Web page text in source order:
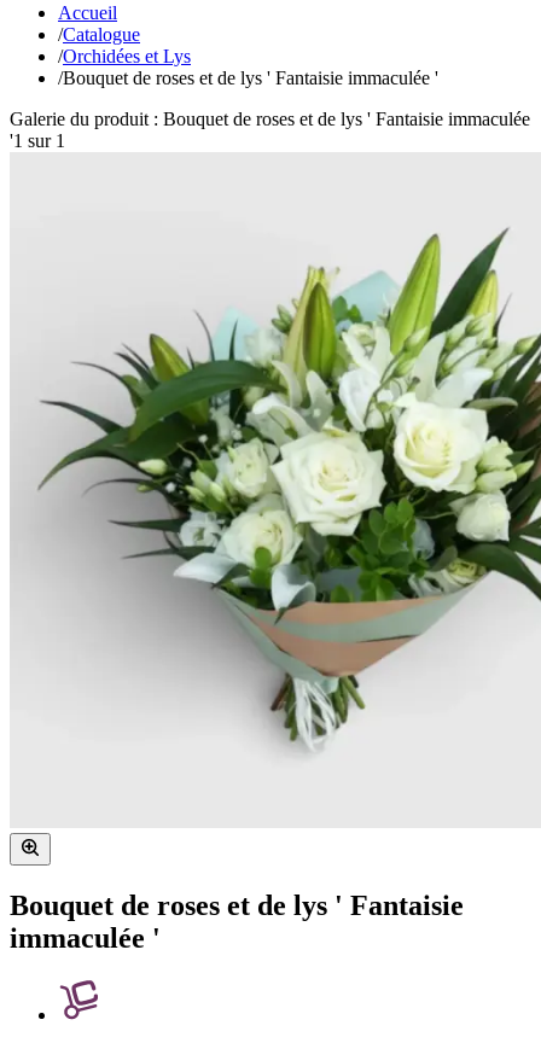
Accueil
/Catalogue
/Orchidées et Lys
/Bouquet de roses et de lys ' Fantaisie immaculée '
Galerie du produit : Bouquet de roses et de lys ' Fantaisie immaculée
'1 sur 1
Bouquet de roses et de lys ' Fantaisie
immaculée '